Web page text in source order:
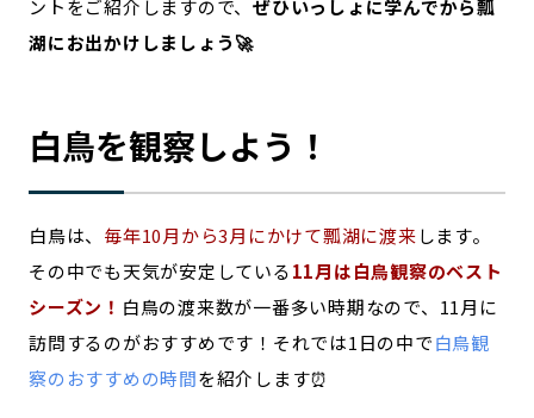
ントをご紹介しますので、 ぜひいっしょに学んでから瓢
湖にお出かけしましょう🚀
白鳥を観察しよう！
白鳥は、 毎年10月から3月にかけて瓢湖に渡来します。
その中でも天気が安定している11月は白鳥観察のベスト
シーズン！ 白鳥の渡来数が一番多い時期なので、11月に
訪問するのがおすすめです！それでは1日の中で白鳥観
察のおすすめの時間を紹介します⏰